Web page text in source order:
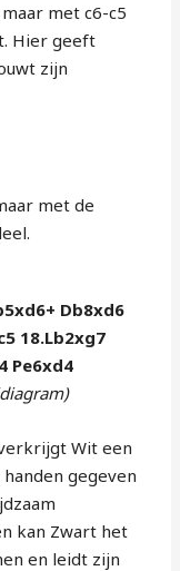
met c6-c5
Hier geeft
zijn
met de
Db8xd6
18.Lb2xg7
Pe6xd4
Wit een
gegeven
kan Zwart het
en leidt zijn